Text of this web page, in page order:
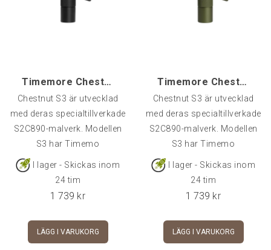
Timemore Chestnut S3 Foldable, Svart
Chestnut S3 är utvecklad
med deras specialtillverkade
S2C890-malverk. Modellen
S3 har Timemo
I lager - Skickas inom
24 tim
1 739 kr
LÄGG I VARUKORG
Timemore Chestnut S3 Foldable, Grön
Chestnut S3 är utvecklad
med deras specialtillverkade
S2C890-malverk. Modellen
S3 har Timemo
I lager - Skickas inom
24 tim
1 739 kr
LÄGG I VARUKORG